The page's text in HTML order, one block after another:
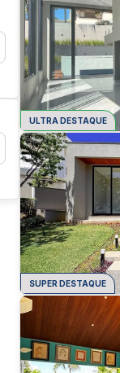
ULTRA DESTAQUE
SUPER DESTAQUE